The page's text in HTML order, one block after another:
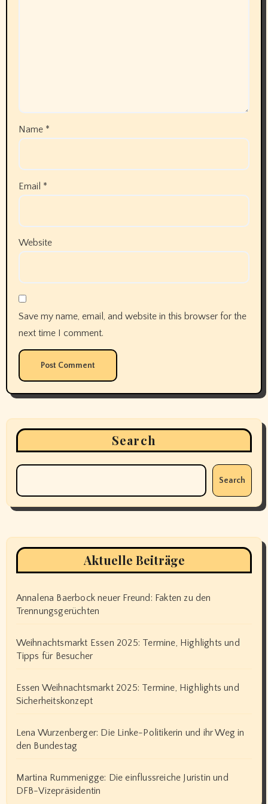
Name *
Email *
Website
Save my name, email, and website in this browser for the
next time I comment.
Search
Search
Aktuelle Beiträge
Annalena Baerbock neuer Freund: Fakten zu den
Trennungsgerüchten
Weihnachtsmarkt Essen 2025: Termine, Highlights und
Tipps für Besucher
Essen Weihnachtsmarkt 2025: Termine, Highlights und
Sicherheitskonzept
Lena Wurzenberger: Die Linke-Politikerin und ihr Weg in
den Bundestag
Martina Rummenigge: Die einflussreiche Juristin und
DFB-Vizepräsidentin